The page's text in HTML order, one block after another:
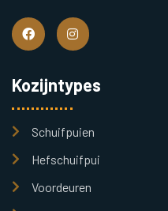
Kozijntypes
Schuifpuien
Hefschuifpui
Voordeuren